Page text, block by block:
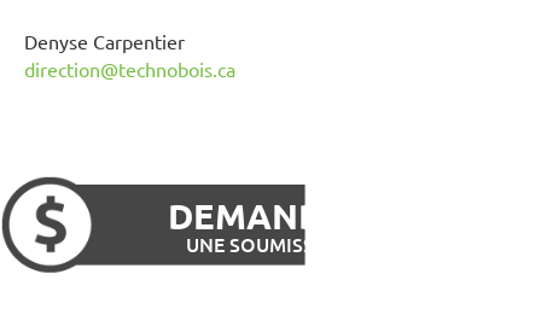
Denyse Carpentier
direction@technobois.ca
DEMANDER
UNE SOUMISSION